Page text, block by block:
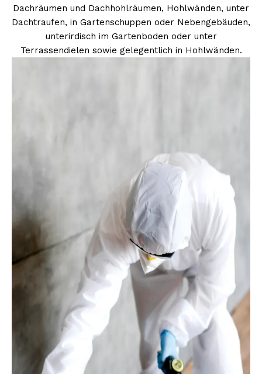
Dachräumen und Dachhohlräumen, Hohlwänden, unter
Dachtraufen, in Gartenschuppen oder Nebengebäuden,
unterirdisch im Gartenboden oder unter
Terrassendielen sowie gelegentlich in Hohlwänden.